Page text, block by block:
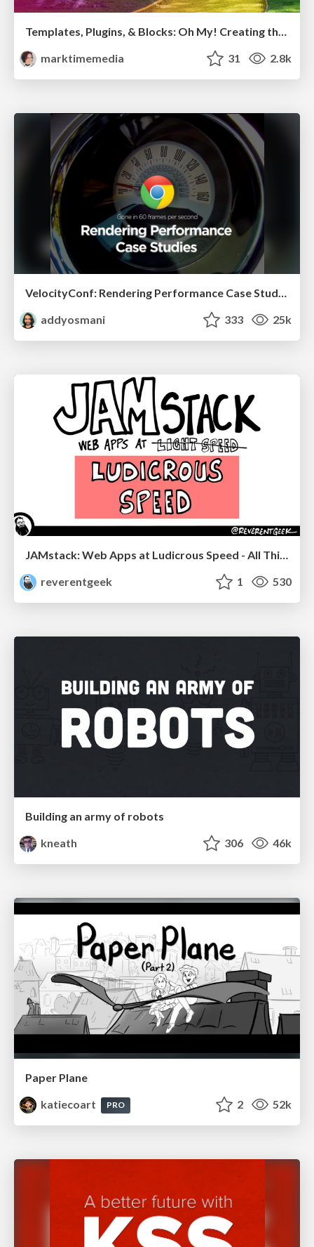
Templates, Plugins, & Blocks: Oh My! Creating the theme that thinks of everything
marktimemedia
31 2.8k
VelocityConf: Rendering Performance Case Studies
addyosmani
333 25k
reverentgeek
1 530
Building an army of robots
kneath
306 46k
Paper Plane
katiecoart
PRO 2 52k